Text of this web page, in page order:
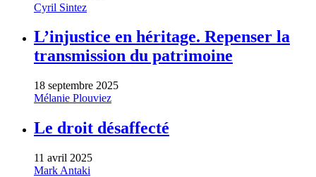
Cyril Sintez
L’injustice en héritage. Repenser la
transmission du patrimoine
18 septembre 2025
Mélanie Plouviez
Le droit désaffecté
11 avril 2025
Mark Antaki